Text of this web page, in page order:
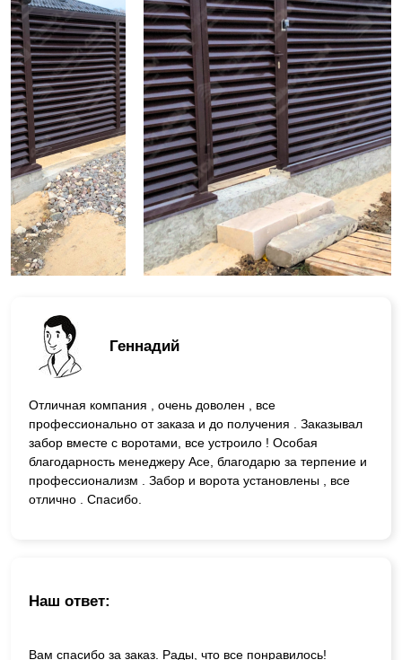
Геннадий
Отличная компания , очень доволен , все
профессионально от заказа и до получения . Заказывал
забор вместе с воротами, все устроило ! Особая
благодарность менеджеру Асе, благодарю за терпение и
профессионализм . Забор и ворота установлены , все
отлично . Спасибо.
Наш ответ:
Вам спасибо за заказ. Рады, что все понравилось!